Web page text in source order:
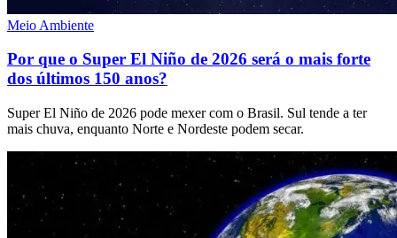
Meio Ambiente
Por que o Super El Niño de 2026 será o mais forte
dos últimos 150 anos?
Super El Niño de 2026 pode mexer com o Brasil. Sul tende a ter
mais chuva, enquanto Norte e Nordeste podem secar.